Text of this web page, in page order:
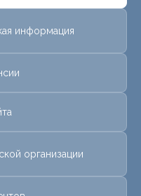
информация
организации